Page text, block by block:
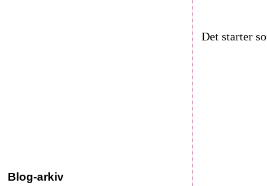
Det starter
Blog-arkiv